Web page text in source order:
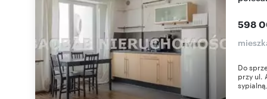
598
Do
przy ul.